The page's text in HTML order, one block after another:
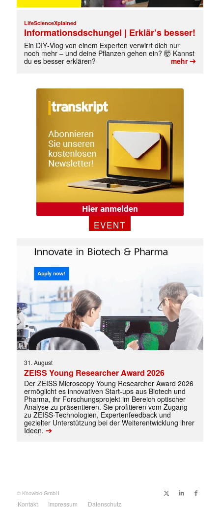
✕
LifeScienceXplained
Informationsdschungel | Erklär’s besser!
Ein DIY‑Vlog von einem Experten verwirrt dich nur
noch mehr – und deine Pflanzen gehen ein? 🤯 Kannst
du es besser erklären?
mehr➔
EVENT
31. August
ZEISS Young Researcher Award 2026
Der ZEISS Microscopy Young Researcher Award 2026
ermöglicht es innovativen Start-ups aus Biotech und
Pharma, ihr Forschungsprojekt im Bereich optischer
Analyse zu präsentieren. Sie profitieren vom Zugang
zu ZEISS-Technologien, Expertenfeedback und
gezielter Unterstützung bei der Weiterentwicklung ihrer
Ideen. ➔
© Knowbio GmbH
Kontakt Impressum Datenschutz